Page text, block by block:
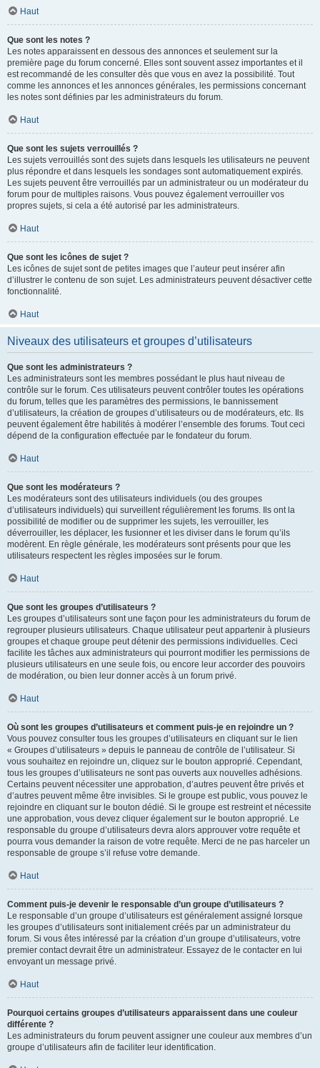
Haut
Que sont les notes ?
Les notes apparaissent en dessous des annonces et seulement sur la
première page du forum concerné. Elles sont souvent assez importantes et il
est recommandé de les consulter dès que vous en avez la possibilité. Tout
comme les annonces et les annonces générales, les permissions concernant
les notes sont définies par les administrateurs du forum.
Haut
Que sont les sujets verrouillés ?
Les sujets verrouillés sont des sujets dans lesquels les utilisateurs ne peuvent
plus répondre et dans lesquels les sondages sont automatiquement expirés.
Les sujets peuvent être verrouillés par un administrateur ou un modérateur du
forum pour de multiples raisons. Vous pouvez également verrouiller vos
propres sujets, si cela a été autorisé par les administrateurs.
Haut
Que sont les icônes de sujet ?
Les icônes de sujet sont de petites images que l’auteur peut insérer afin
d’illustrer le contenu de son sujet. Les administrateurs peuvent désactiver cette
fonctionnalité.
Haut
Niveaux des utilisateurs et groupes d’utilisateurs
Que sont les administrateurs ?
Les administrateurs sont les membres possédant le plus haut niveau de
contrôle sur le forum. Ces utilisateurs peuvent contrôler toutes les opérations
du forum, telles que les paramètres des permissions, le bannissement
d’utilisateurs, la création de groupes d’utilisateurs ou de modérateurs, etc. Ils
peuvent également être habilités à modérer l’ensemble des forums. Tout ceci
dépend de la configuration effectuée par le fondateur du forum.
Haut
Que sont les modérateurs ?
Les modérateurs sont des utilisateurs individuels (ou des groupes
d’utilisateurs individuels) qui surveillent régulièrement les forums. Ils ont la
possibilité de modifier ou de supprimer les sujets, les verrouiller, les
déverrouiller, les déplacer, les fusionner et les diviser dans le forum qu’ils
modèrent. En règle générale, les modérateurs sont présents pour que les
utilisateurs respectent les règles imposées sur le forum.
Haut
Que sont les groupes d’utilisateurs ?
Les groupes d’utilisateurs sont une façon pour les administrateurs du forum de
regrouper plusieurs utilisateurs. Chaque utilisateur peut appartenir à plusieurs
groupes et chaque groupe peut détenir des permissions individuelles. Ceci
facilite les tâches aux administrateurs qui pourront modifier les permissions de
plusieurs utilisateurs en une seule fois, ou encore leur accorder des pouvoirs
de modération, ou bien leur donner accès à un forum privé.
Haut
Où sont les groupes d’utilisateurs et comment puis-je en rejoindre un ?
Vous pouvez consulter tous les groupes d’utilisateurs en cliquant sur le lien
« Groupes d’utilisateurs » depuis le panneau de contrôle de l’utilisateur. Si
vous souhaitez en rejoindre un, cliquez sur le bouton approprié. Cependant,
tous les groupes d’utilisateurs ne sont pas ouverts aux nouvelles adhésions.
Certains peuvent nécessiter une approbation, d’autres peuvent être privés et
d’autres peuvent même être invisibles. Si le groupe est public, vous pouvez le
rejoindre en cliquant sur le bouton dédié. Si le groupe est restreint et nécessite
une approbation, vous devez cliquer également sur le bouton approprié. Le
responsable du groupe d’utilisateurs devra alors approuver votre requête et
pourra vous demander la raison de votre requête. Merci de ne pas harceler un
responsable de groupe s’il refuse votre demande.
Haut
Comment puis-je devenir le responsable d’un groupe d’utilisateurs ?
Le responsable d’un groupe d’utilisateurs est généralement assigné lorsque
les groupes d’utilisateurs sont initialement créés par un administrateur du
forum. Si vous êtes intéressé par la création d’un groupe d’utilisateurs, votre
premier contact devrait être un administrateur. Essayez de le contacter en lui
envoyant un message privé.
Haut
Pourquoi certains groupes d’utilisateurs apparaissent dans une couleur
différente ?
Les administrateurs du forum peuvent assigner une couleur aux membres d’un
groupe d’utilisateurs afin de faciliter leur identification.